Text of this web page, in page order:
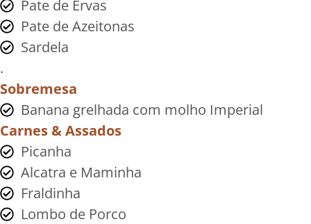
Pate de Ervas
Pate de Azeitonas
Sardela
.
Sobremesa
Banana grelhada com molho Imperial
Carnes & Assados
Picanha
Alcatra e Maminha
Fraldinha
Lombo de Porco